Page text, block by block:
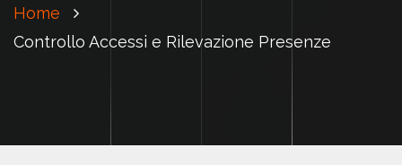
Home
Controllo Accessi e Rilevazione Presenze